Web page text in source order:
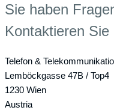
Sie haben
Kontaktieren Sie
Telefon &
Lemböckgasse 47B / Top4
1230 Wien
Austria